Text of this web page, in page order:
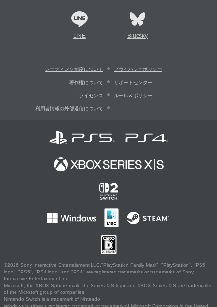
LINE Bluesky
レーティング制度について プライバシーポリシー
著作権について サポートセンター
ライセンス ルール＆ポリシー
利用者情報の外部送信について
©2026 Sony Interactive Entertainment LLC."PlayStation Family Mark", "PlayStation", "PS5
logo", "PS5", "PS4 logo" and "PS4" are registered trademarks or trademarks of Sony
Interactive Entertainment Inc.
Microsoft, the XBOX Sphere mark, the Series X|S logo and XBOX Series X|S are trademarks
of the Microsoft group of companies.
Nintendo Switch is a trademark of Nintendo.
Windows is either a registered trademark or trademark of Microsoft Corporation in the United